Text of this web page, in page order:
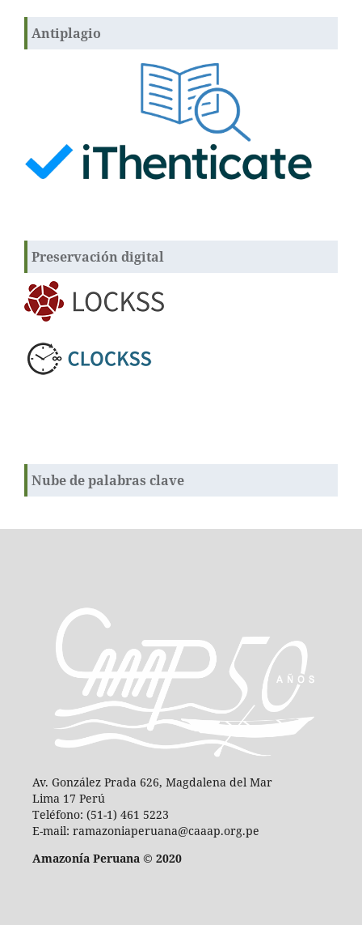
Antiplagio
Preservación digital
Nube de palabras clave
Av. González Prada 626, Magdalena del Mar
Lima 17 Perú
Teléfono: (51-1) 461 5223
E-mail: ramazoniaperuana@caaap.org.pe
Amazonía Peruana © 2020